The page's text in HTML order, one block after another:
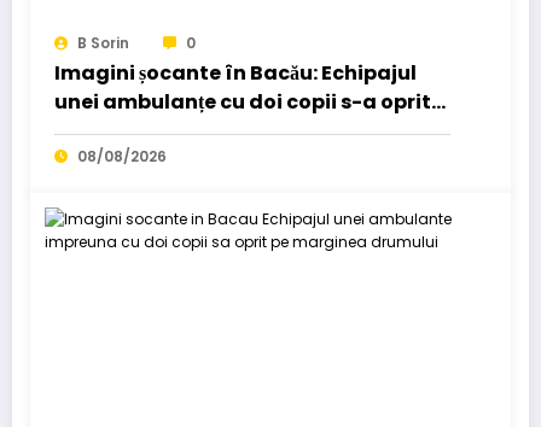
B Sorin 0
Imagini șocante în Bacău: Echipajul
unei ambulanțe cu doi copii s-a oprit
pe marginea drumului…
08/08/2026